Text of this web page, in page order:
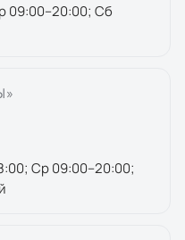
09:00–20:00; Сб
Ср 09:00–20:00;